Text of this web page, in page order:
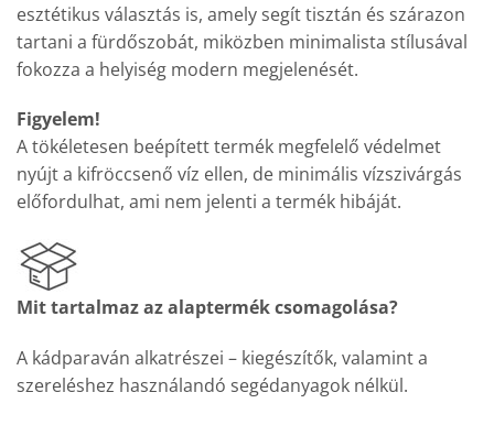
esztétikus választás is, amely segít tisztán és szárazon
tartani a fürdőszobát, miközben minimalista stílusával
fokozza a helyiség modern megjelenését.
Figyelem!
A tökéletesen beépített termék megfelelő védelmet
nyújt a kifröccsenő víz ellen, de minimális vízszivárgás
előfordulhat, ami nem jelenti a termék hibáját.
Mit tartalmaz az alaptermék csomagolása?
A kádparaván alkatrészei – kiegészítők, valamint a
szereléshez használandó segédanyagok nélkül.